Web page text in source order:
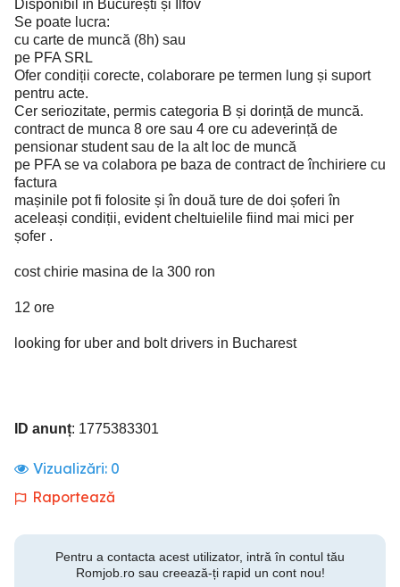
Disponibil în București și Ilfov
Se poate lucra:
cu carte de muncă (8h) sau
pe PFA SRL
Ofer condiții corecte, colaborare pe termen lung și suport
pentru acte.
Cer seriozitate, permis categoria B și dorință de muncă.
contract de munca 8 ore sau 4 ore cu adeverință de
pensionar student sau de la alt loc de muncă
pe PFA se va colabora pe baza de contract de închiriere cu
factura
mașinile pot fi folosite și în două ture de doi șoferi în
aceleași condiții, evident cheltuielile fiind mai mici per
șofer .
cost chirie masina de la 300 ron
12 ore
looking for uber and bolt drivers in Bucharest
ID anunț: 1775383301
Vizualizări: 0
Raportează
Pentru a contacta acest utilizator, intră în contul tău
Romjob.ro sau creează-ți rapid un cont nou!